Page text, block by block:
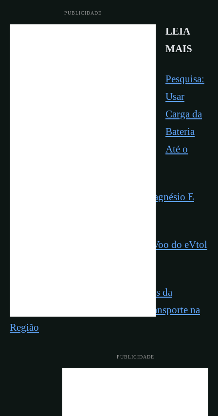
PUBLICIDADE
LEIA
MAIS
Pesquisa:
Usar
Carga da
Bateria
Até o
Alem Do Lítio: Sódio, Potássio, Magnésio E
Carro Voador Elétrico: Ensaios de Voo do eVtol
Inovador Barco Que Voa Sobre Rios da
Amazônia Pode Revolucionar o Transporte na
Região
PUBLICIDADE